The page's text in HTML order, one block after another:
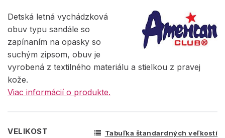
Detská letná vychádzková
obuv typu sandále so
zapínaním na opasky so
suchým zipsom, obuv je
vyrobená z textilného materiálu a stielkou z pravej
kože.
Viac informácií o produkte.
VELIKOST Tabuľka štandardných veľkostí